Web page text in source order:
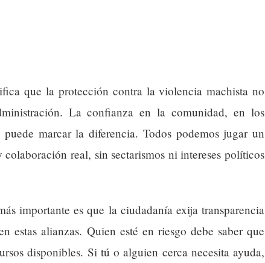
que la protección contra la violencia machista no
La confianza en la comunidad, en los
marcar la diferencia. Todos podemos jugar un
real, sin sectarismos ni intereses políticos
importante es que la ciudadanía exija transparencia
estas alianzas. Quien esté en riesgo debe saber que
disponibles. Si tú o alguien cerca necesita ayuda,